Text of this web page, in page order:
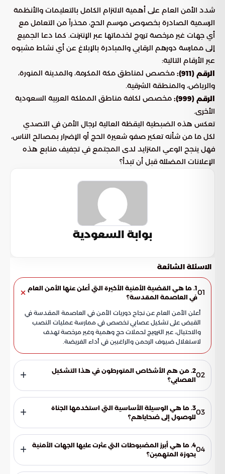
شدد الأمن العام على أهمية الالتزام الكامل بالتعليمات والأنظمة
الرسمية الصادرة بخصوص موسم الحج، محذراً من التعامل مع
أي جهات غير مرخصة تروج لخدماتها عبر الإنترنت. كما دعا الجميع
إلى ممارسة دورهم الرقابي والمبادرة بالإبلاغ عن أي نشاط مشبوه
عبر الأرقام التالية:
الرقم (911):
مخصص لمناطق مكة المكرمة، والمدينة المنورة،
والرياض، والمنطقة الشرقية.
الرقم (999):
مخصص لكافة مناطق المملكة العربية السعودية
الأخرى.
تعكس هذه الضبطية اليقظة العالية لرجال الأمن في التصدي
لكل ما من شأنه تعكير صفو شعيرة الحج أو الإضرار بمصالح الناس،
فهل ينجح الوعي المتزايد لدى المجتمع في تجفيف منابع هذه
الإعلانات المضللة قبل أن تبدأ؟
بوابة السعودية
الاسئلة الشائعة
01 1. ما هي القضية الأمنية الأخيرة التي أعلن عنها الأمن العام
في العاصمة المقدسة؟
أعلن الأمن العام عن نجاح دوريات الأمن في العاصمة المقدسة في
القبض على تشكيل عصابي تخصص في ممارسة عمليات النصب
والاحتيال، عبر الترويج لحملات حج وهمية وغير مرخصة تهدف
لاستغلال ضيوف الرحمن والراغبين في أداء الفريضة.
02 2. من هم الأشخاص المتورطون في هذا التشكيل
العصابي؟
(4) مقيمين من الجنسيتين اللبنانية والمصرية، بالإضافة إلى
مواطن سعودي، تعاونوا جميعاً في تنفيذ مخططاتهم الاحتيالية
وتقديم وعود زائفة لضحاياهم.
03 3. ما هي الوسيلة الأساسية التي استخدمها الجناة
للوصول إلى ضحاياهم؟
إعلانات مضللة وترويج خدمات حج غير قانونية، مستغلين التطور
التقني للوصول إلى أكبر شريحة ممكنة من الراغبين في أداء مناسك
الحج من داخل المملكة وخارجها.
04 4. ما هي أبرز المضبوطات التي عثرت عليها الجهات الأمنية
بحوزة المتهمين؟